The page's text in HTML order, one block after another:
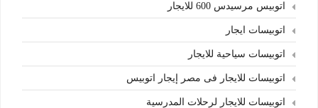
اتوبيس مرسيدس 600 للايجار
اتوبيسات ايجار
اتوبيسات سياحية للايجار
اتوبيسات للايجار فى مصر إيجار اتوبيس
اتوبيسات للايجار لرحلات المدرسية